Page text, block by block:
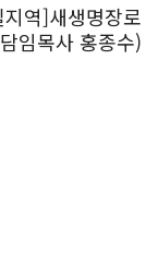
역]새생명장로
임목사 홍종수)